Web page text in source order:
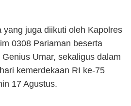
yang juga diikuti oleh Kapolres
0308 Pariaman beserta
Umar, sekaligus dalam
kemerdekaan RI ke-75
17 Agustus.